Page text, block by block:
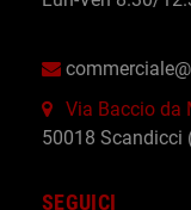
Via Baccio da
50018 Scandicci
SEGUICI